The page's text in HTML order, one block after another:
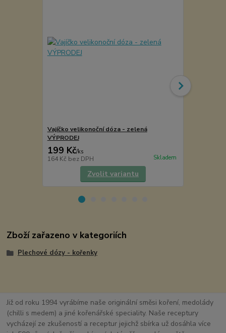
Vajíčko velikonoční dóza - zelená
VÝPRODEJ
199 Kč/ks
164 Kč bez DPH Skladem
Zvolit variantu
Zboží zařazeno v kategoriích
Plechové dózy - kořenky
Již od roku 1994 vyrábíme naše originální směsi koření, medolády
(chilli s medem) a jiné kořenářské speciality. Naše receptury
vycházejí ze zkušeností a receptur jejichž sbírka už dosáhla více